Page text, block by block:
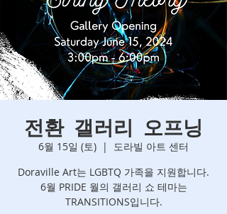
전환 갤러리 오프닝
6월 15일 (토)
  |
도라빌 아트 센터
Doraville Art는 LGBTQ 가족을 지원합니다.
6월 PRIDE 월의 갤러리 쇼 테마는
TRANSITIONS입니다.